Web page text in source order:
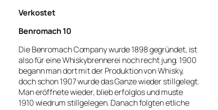
Verkostet
Benromach 10
Die Benromach Company wurde 1898 gegründet, ist
also für eine Whiskybrennerei noch recht jung. 1900
begann man dort mit der Produktion von Whisky,
doch schon 1907 wurde das Ganze wieder stillgelegt.
Man eröffnete wieder, blieb erfolglos und muste
1910 wiedrum stillgelegen. Danach folgten etliche